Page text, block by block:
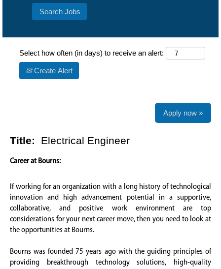
Select how often (in days) to receive an alert:
Create Alert
Apply now »
Title: Electrical Engineer
Career at Bourns:
If working for an organization with a long history of technological
innovation and high advancement potential in a supportive,
collaborative, and positive work environment are top
considerations for your next career move, then you need to look at
the opportunities at Bourns.
Bourns was founded 75 years ago with the guiding principles of
providing breakthrough technology solutions, high-quality